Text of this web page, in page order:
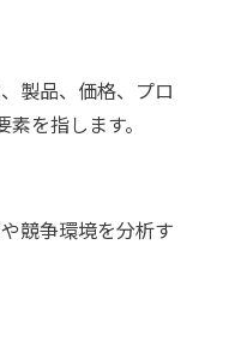
製品、価格、プロ
を指します。
競争環境を分析す